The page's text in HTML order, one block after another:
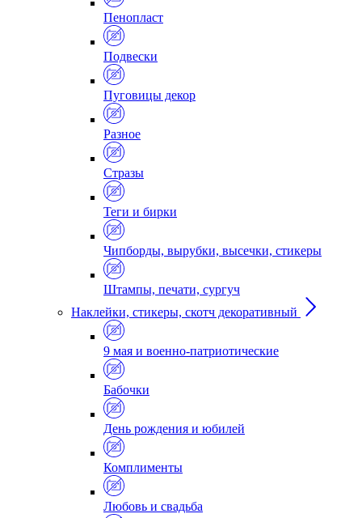
Пенопласт
Подвески
Пуговицы декор
Разное
Стразы
Теги и бирки
Чипборды, вырубки, высечки, стикеры
Штампы, печати, сургуч
Наклейки, стикеры, скотч декоративный
9 мая и военно-патриотические
Бабочки
День рождения и юбилей
Комплименты
Любовь и свадьба